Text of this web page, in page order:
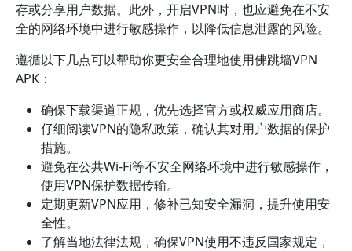
存或分享用户数据。此外，开启VPN时，也应避免在不安
全的网络环境中进行敏感操作，以降低信息泄露的风险。
遵循以下几点可以帮助你更安全合理地使用佛跳墙VPN
APK：
确保下载渠道正规，优先选择官方或权威应用商店。
仔细阅读VPN的隐私政策，确认其对用户数据的保护
措施。
避免在公共Wi-Fi等不安全网络环境中进行敏感操作，
使用VPN保护数据传输。
定期更新VPN应用，修补已知安全漏洞，提升使用安
全性。
了解当地法律法规，确保VPN使用不违反国家规定，